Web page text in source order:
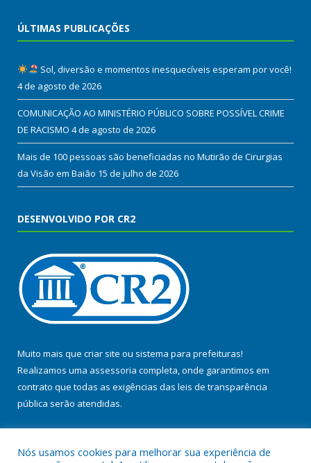
ÚLTIMAS PUBLICAÇÕES
Sol, diversão e momentos inesquecíveis esperam por você!
4 de agosto de 2026
COMUNICAÇÃO AO MINISTÉRIO PÚBLICO SOBRE POSSÍVEL CRIME
DE RACISMO 4 de agosto de 2026
Mais de 100 pessoas são beneficiadas no Mutirão de Cirurgias
da Visão em Baião 15 de julho de 2026
DESENVOLVIDO POR CR2
Muito mais que criar site ou sistema para prefeituras!
Realizamos uma assessoria completa, onde garantimos em
contrato que todas as exigências das leis de transparência
pública serão atendidas.
Nós usamos cookies para melhorar sua experiência de